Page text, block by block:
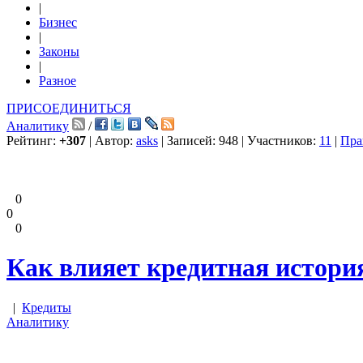
|
Бизнес
|
Законы
|
Разное
ПРИСОЕДИНИТЬСЯ
Аналитику
/
Рейтинг: +307 | Автор: asks | Записей: 948 | Участников: 11 |
0
0
0
Как влияет кредитная
| Кредиты
Аналитику